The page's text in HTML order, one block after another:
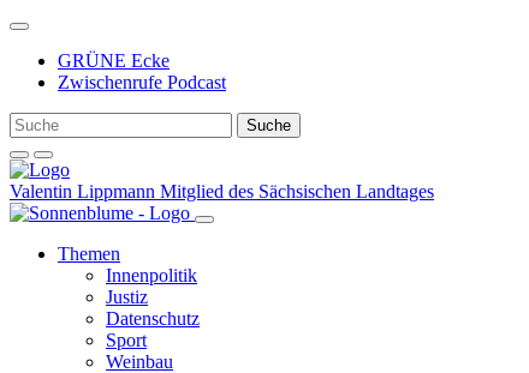
Weiter
Inhalt
GRÜNE Ecke
Zwischenrufe Podcast
Valentin Lippmann Mitglied des Sächsischen Landtages
Themen
Innenpolitik
Justiz
Datenschutz
Sport
Weinbau